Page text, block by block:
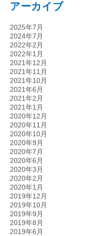
アーカイブ
2025年7月
2024年7月
2022年2月
2022年1月
2021年12月
2021年11月
2021年10月
2021年6月
2021年2月
2021年1月
2020年12月
2020年11月
2020年10月
2020年9月
2020年7月
2020年6月
2020年3月
2020年2月
2020年1月
2019年12月
2019年10月
2019年9月
2019年8月
2019年6月